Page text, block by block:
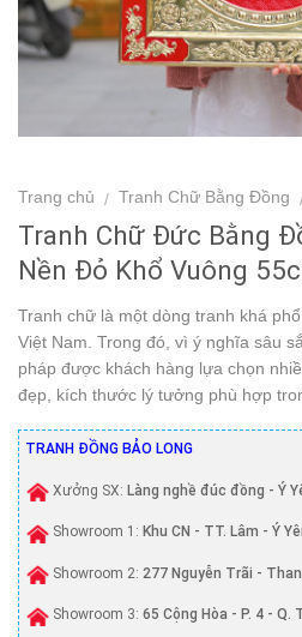
Trang chủ / Tranh Chữ Bằng Đồng
Tranh Chữ Đức Bằng
Nền Đỏ Khổ Vuông
Tranh chữ là một dòng tranh khá
Việt Nam. Trong đó, vì ý nghĩa sâu
pháp được khách hàng lựa chọn
đẹp, kích thước lý tưởng phù hợp
TRANH ĐỒNG BẢO LONG
Xưởng SX: Làng nghề đúc đồng - Ý
Showroom 1: Khu CN - TT. Lâm - Ý
Showroom 2: 277 Nguyễn Trãi -
Showroom 3: 65 Cộng Hòa - P. 4 - Q.